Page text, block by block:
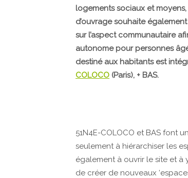
logements sociaux et
d’ouvrage souhaite
sur l’aspect communautaire
autonome pour personnes
destiné aux habitants est
COLOCO (Paris), + BAS.
51N4E-COLOCO et BAS font
seulement à hiérarchiser les
également à ouvrir le site et à
de créer de nouveaux